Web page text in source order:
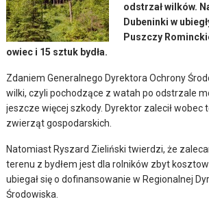
odstrzał wilków.
Dubeninki w
Puszczy
owiec i 15 sztuk bydła.
Zdaniem Generalnego Dyrektora Ochrony
wilki, czyli pochodzące z watah po odstrzale
jeszcze więcej szkody. Dyrektor zalecił wobec
zwierząt gospodarskich.
Natomiast Ryszard Zieliński twierdzi, że
terenu z bydłem jest dla rolników zbyt
ubiegał się o dofinansowanie w Regionalnej
Środowiska.